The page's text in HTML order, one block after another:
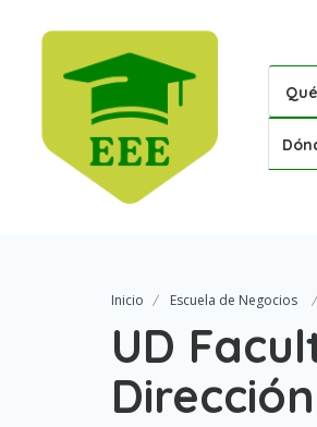
Qué
Inicio Escuela de Negocios
UD